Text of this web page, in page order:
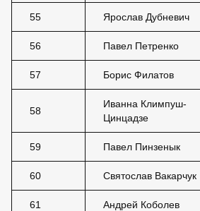
55 Ярослав Дубневич
56 Павел Петренко
57 Борис Филатов
58
Иванна Климпуш-
Цинцадзе
59 Павел Пинзенык
60 Святослав Вакарчук
61 Андрей Коболев